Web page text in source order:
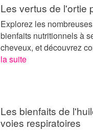
Les vertus de l'ortie
Explorez les
bienfaits nutritionnels à
cheveux, et découvrez
la suite
Les bienfaits de
voies respiratoires